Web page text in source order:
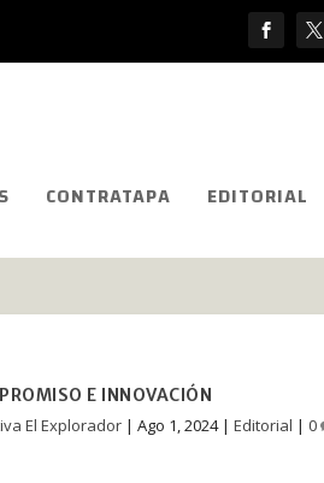
CONTRATAPA EDITORIAL
E INNOVACIÓN
El Explorador |Ago 1, 2024|Editorial |0